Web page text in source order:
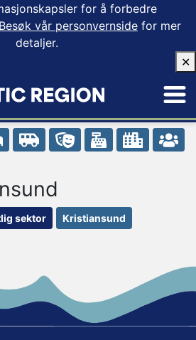
for å forbedre
Besøk vår personvernside for mer
detaljer.
✕
sektor Kristiansund